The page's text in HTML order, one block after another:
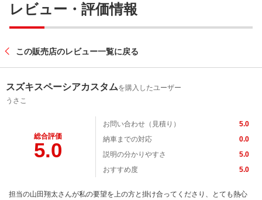
レビュー・評価情報
この販売店のレビュー一覧に戻る
スズキスペーシアカスタムを購入したユーザー
うさこ
総合評価
5.0
お問い合わせ（見積り）
5.0
納車までの対応
0.0
説明の分かりやすさ
5.0
おすすめ度
5.0
担当の山田翔太さんが私の要望を上の方と掛け合ってくださり、とても熱心